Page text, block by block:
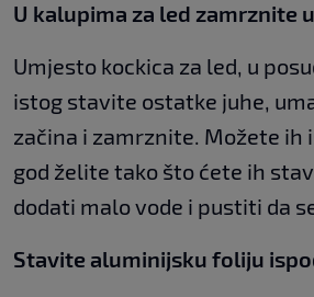
U kalupima za led zamrznite
Umjesto kockica za led, u
istog stavite ostatke juhe,
začina i zamrznite. Možete ih
god želite tako što ćete ih
dodati malo vode i pustiti da
Stavite aluminijsku foliju